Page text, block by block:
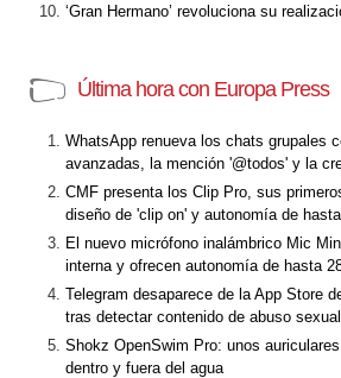
‘Gran Hermano’ revoluciona su
Última hora con Europa Press
WhatsApp renueva los chats grupales
avanzadas, la mención '@todos' y la
CMF presenta los Clip Pro, sus
diseño de 'clip on' y autonomía de
El nuevo micrófono inalámbrico Mic
interna y ofrecen autonomía de hasta
Telegram desaparece de la App Store
tras detectar contenido de abuso
Shokz OpenSwim Pro: unos
dentro y fuera del agua